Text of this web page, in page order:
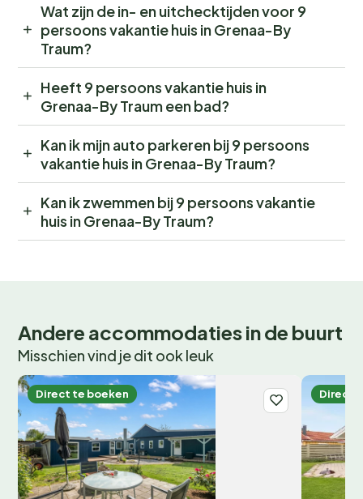
Wat zijn de in- en uitchecktijden voor 9
persoons vakantie huis in Grenaa-By
Traum?
Heeft 9 persoons vakantie huis in
Grenaa-By Traum een bad?
Kan ik mijn auto parkeren bij 9 persoons
vakantie huis in Grenaa-By Traum?
Kan ik zwemmen bij 9 persoons vakantie
huis in Grenaa-By Traum?
Andere accommodaties in de buurt
Misschien vind je dit ook leuk
Direct te boeken Direct